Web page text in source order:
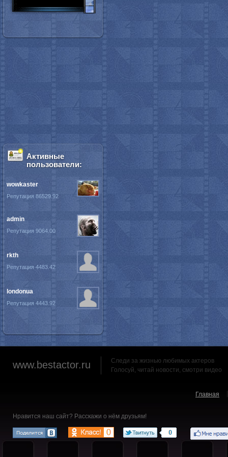
Активные
пользователи:
wowkaster
Репутация 86529.92
admin
Репутация 9064.00
rkth
Репутация 4483.42
londonua
Репутация 4443.92
www.bestactor.ru
Следи за жизнью любимых актеров
Голосуй, читай новости, смотри видео
Главная
Нравится наш сайт? Расскажи о нём друзьям!